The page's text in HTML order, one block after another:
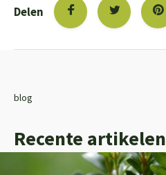
Delen
blog
Recente artikelen